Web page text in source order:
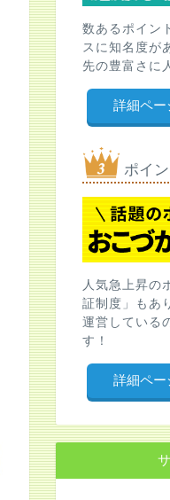
数あるポイン
スに知名度が
先の豊富さに
詳細ペー
ポイ
人気急上昇の
証制度」もあ
運営している
す！
詳細ペー